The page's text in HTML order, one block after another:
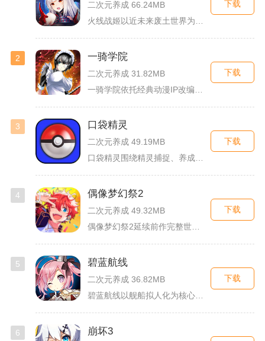
二次元养成 66.24MB
下载
2 一骑学院
二次元养成 31.82MB
下载
3 口袋精灵
二次元养成 49.19MB
口袋精灵围绕精灵捕捉、养成、回合对战搭建完整冒险体系，玩家化...
下载
4 偶像梦幻祭2
二次元养成 49.32MB
下载
5 碧蓝航线
二次元养成 36.82MB
下载
6 崩坏3